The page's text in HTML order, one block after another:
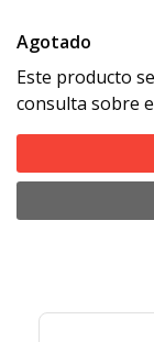
Agotado
Este producto
consulta sobre